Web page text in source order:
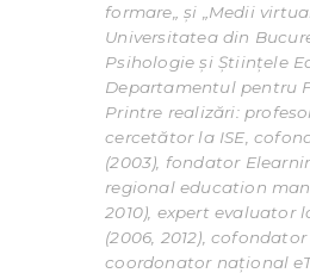
formare„ și „Medii
Universitatea din
Psihologie și Științele
Departamentul pentru
Printre realizări:
cercetător la ISE,
(2003), fondator
regional education
2010), expert evaluator
(2006, 2012), cofondator
coordonator național